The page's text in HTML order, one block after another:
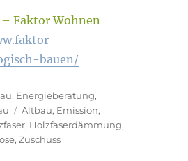
Faktor Wohnen
bauen/
, Energieberatung,
Schlagwörter
Altbau, Emission,
, Holzfaserdämmung,
,Zuschuss